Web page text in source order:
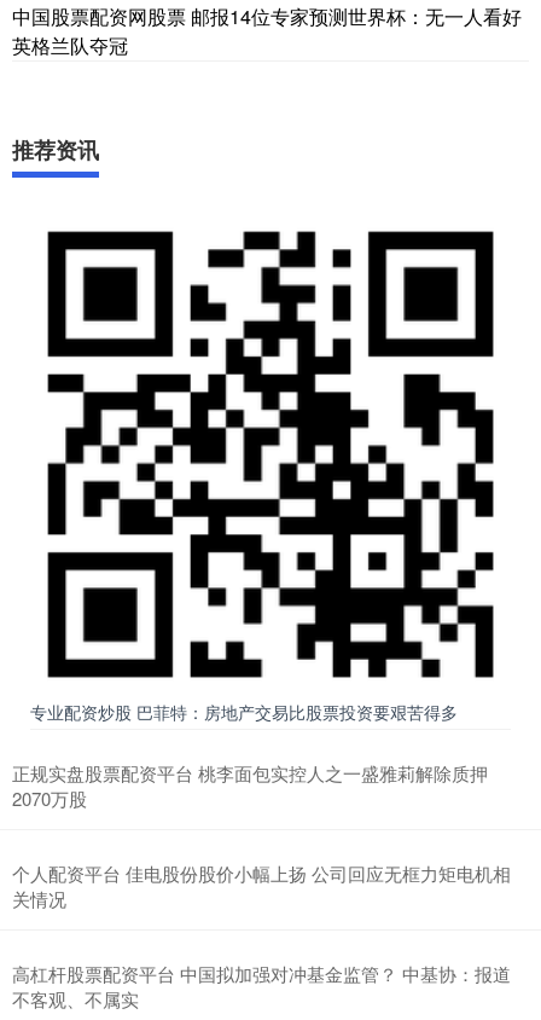
中国股票配资网股票 邮报14位专家预测世界杯：无一人看好
英格兰队夺冠
推荐资讯
专业配资炒股 巴菲特：房地产交易比股票投资要艰苦得多
正规实盘股票配资平台 桃李面包实控人之一盛雅莉解除质押
2070万股
个人配资平台 佳电股份股价小幅上扬 公司回应无框力矩电机相
关情况
高杠杆股票配资平台 中国拟加强对冲基金监管？ 中基协：报道
不客观、不属实